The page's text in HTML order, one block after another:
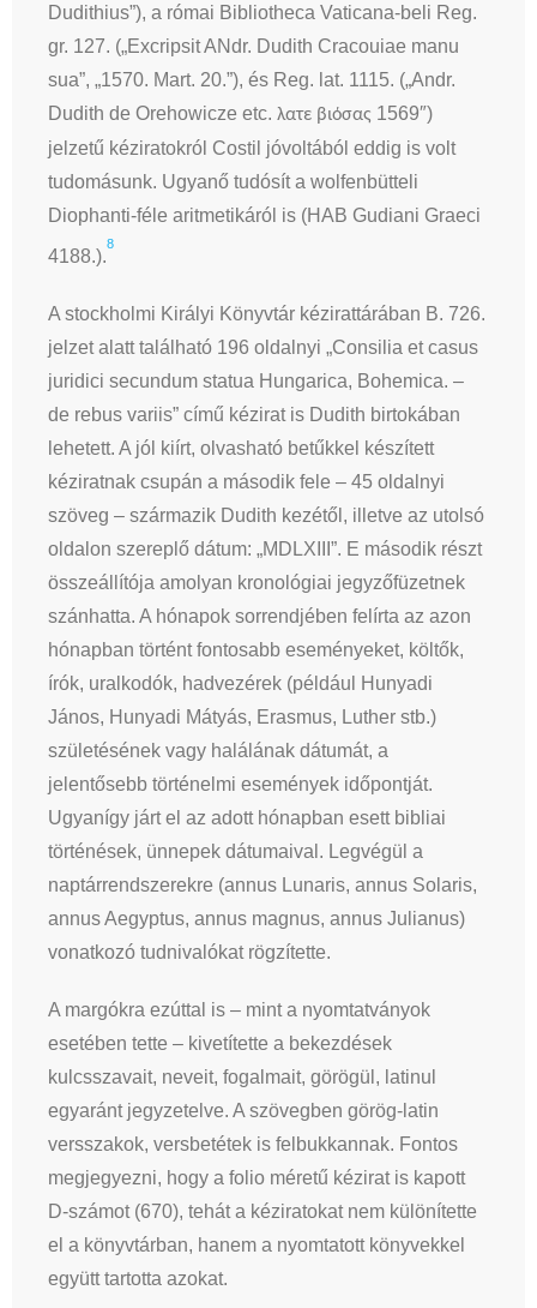
Dudithius”), a római Bibliotheca Vaticana-beli Reg.
gr. 127. („Excripsit ANdr. Dudith Cracouiae manu
sua”, „1570. Mart. 20.”), és Reg. lat. 1115. („Andr.
Dudith de Orehowicze etc. λατε βιόσας 1569″)
jelzetű kéziratokról Costil jóvoltából eddig is volt
tudomásunk. Ugyanő tudósít a wolfenbütteli
Diophanti-féle aritmetikáról is (HAB Gudiani Graeci
4188.).
8
A stockholmi Királyi Könyvtár kézirattárában B. 726.
jelzet alatt található 196 oldalnyi „Consilia et casus
juridici secundum statua Hungarica, Bohemica. –
de rebus variis” című kézirat is Dudith birtokában
lehetett. A jól kiírt, olvasható betűkkel készített
kéziratnak csupán a második fele – 45 oldalnyi
szöveg – származik Dudith kezétől, illetve az utolsó
oldalon szereplő dátum: „MDLXIII”. E második részt
összeállítója amolyan kronológiai jegyzőfüzetnek
szánhatta. A hónapok sorrendjében felírta az azon
hónapban történt fontosabb eseményeket, költők,
írók, uralkodók, hadvezérek (például Hunyadi
János, Hunyadi Mátyás, Erasmus, Luther stb.)
születésének vagy halálának dátumát, a
jelentősebb történelmi események időpontját.
Ugyanígy járt el az adott hónapban esett bibliai
történések, ünnepek dátumaival. Legvégül a
naptárrendszerekre (annus Lunaris, annus Solaris,
annus Aegyptus, annus magnus, annus Julianus)
vonatkozó tudnivalókat rögzítette.
A margókra ezúttal is – mint a nyomtatványok
esetében tette – kivetítette a bekezdések
kulcsszavait, neveit, fogalmait, görögül, latinul
egyaránt jegyzetelve. A szövegben görög-latin
versszakok, versbetétek is felbukkannak. Fontos
megjegyezni, hogy a folio méretű kézirat is kapott
D-számot (670), tehát a kéziratokat nem különítette
el a könyvtárban, hanem a nyomtatott könyvekkel
együtt tartotta azokat.